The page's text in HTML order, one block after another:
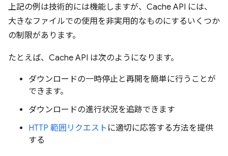
上記の例は技術的には機能しますが、Cache API には、
大きなファイルでの使用を非実用的なものにするいくつか
の制限があります。
たとえば、Cache API は次のようになります。
ダウンロードの一時停止と再開を簡単に行うことが
できます。
ダウンロードの進行状況を追跡できます
HTTP 範囲リクエスト に適切に応答する方法を提供
する